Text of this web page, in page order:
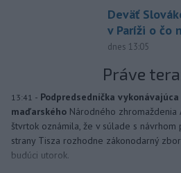
Deväť
v Paríži o čo
dnes 13:05
Práve
13:41 - Podpredsedníčka
maďarského Národného
štvrtok oznámila, že v súlade s
strany Tisza rozhodne zákonodarný
budúci utorok.